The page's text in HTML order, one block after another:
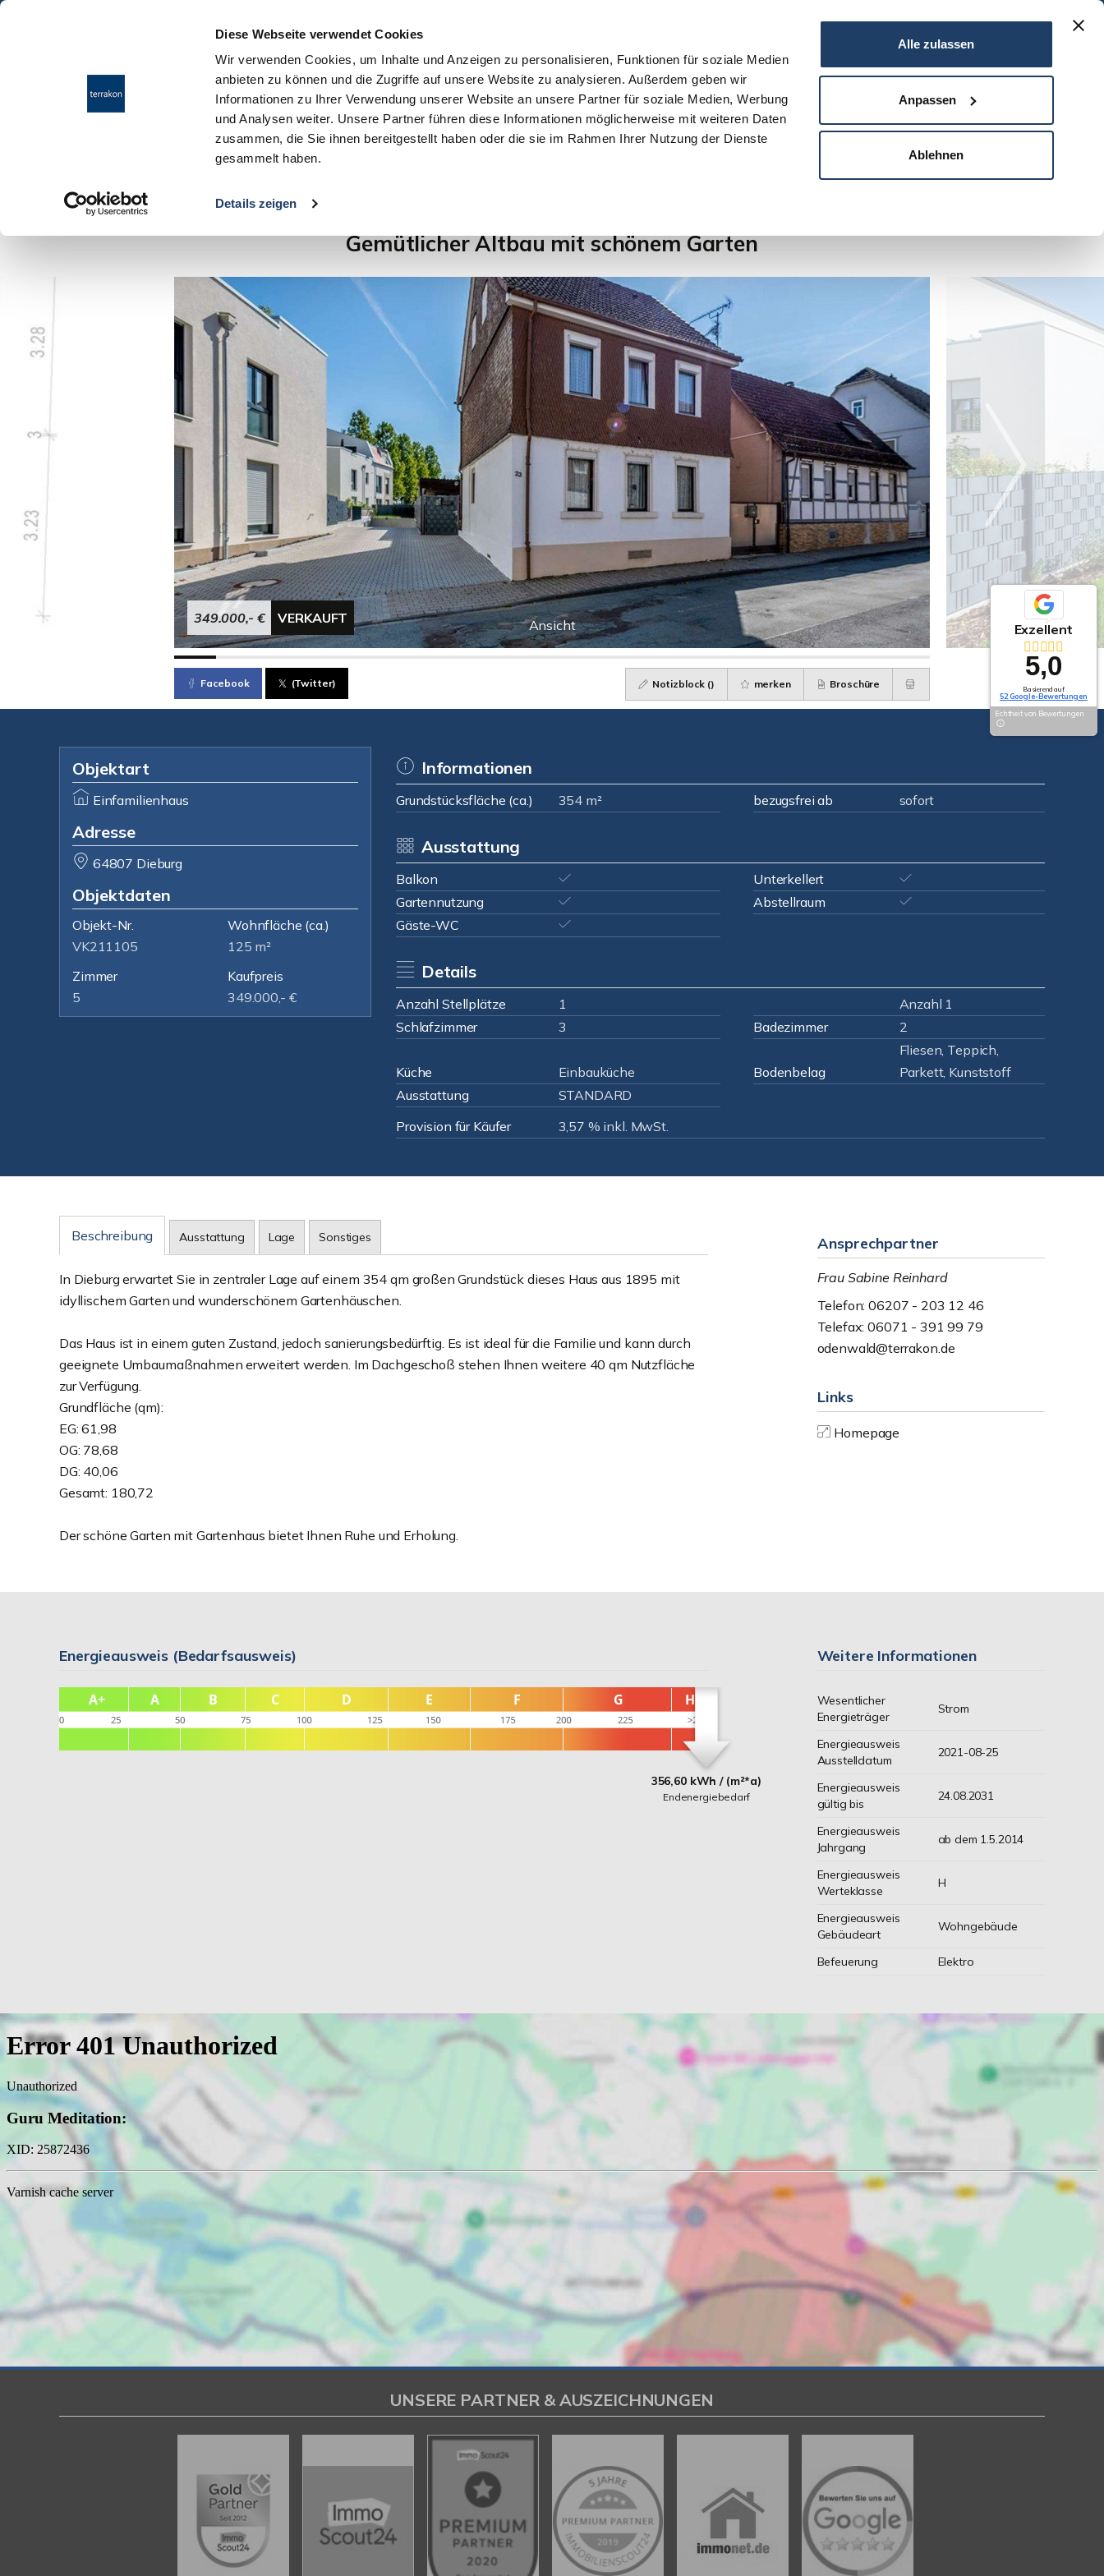
Diese Webseite verwendet Cookies
Wir verwenden Cookies, um Inhalte und Anzeigen zu personalisieren, Funktionen für soziale Medien
anbieten zu können und die Zugriffe auf unsere Website zu analysieren. Außerdem geben wir
Informationen zu Ihrer Verwendung unserer Website an unsere Partner für soziale Medien, Werbung
und Analysen weiter. Unsere Partner führen diese Informationen möglicherweise mit weiteren Daten
zusammen, die Sie ihnen bereitgestellt haben oder die sie im Rahmen Ihrer Nutzung der Dienste
gesammelt haben.
Details zeigen
Alle zulassen
Anpassen
Ablehnen
START IMMOBILIEN EIGENTÜMER INTERESSENTEN
Anzahl der Objekte:
Gemütlicher Altbau mit schönem Garten
Ansicht
349.000,- € VERKAUFT
Facebook (Twitter) Notizblock () merken Broschüre
Objektart
Einfamilienhaus
Adresse
64807 Dieburg
Objektdaten
Objekt-Nr.
VK211105
Wohnfläche (ca.)
125 m²
Zimmer
5
Kaufpreis
349.000,- €
Informationen
Grundstücksfläche (ca.) 354 m² bezugsfrei ab sofort
Ausstattung
Balkon
Unterkellert
Gartennutzung
Abstellraum
Gäste-WC
Details
Anzahl Stellplätze 1
Anzahl 1
Schlafzimmer
3 Badezimmer 2
Küche Einbauküche Bodenbelag
Fliesen, Teppich,
Parkett, Kunststoff
Ausstattung
STANDARD
Provision für Käufer
3,57 % inkl. MwSt.
Beschreibung Ausstattung Lage Sonstiges
In Dieburg erwartet Sie in zentraler Lage auf einem 354 qm großen Grundstück dieses Haus aus 1895 mit
idyllischem Garten und wunderschönem Gartenhäuschen.
Das Haus ist in einem guten Zustand, jedoch sanierungsbedürftig. Es ist ideal für die Familie und kann durch
geeignete Umbaumaßnahmen erweitert werden. Im Dachgeschoß stehen Ihnen weitere 40 qm Nutzfläche
zur Verfügung.
Grundfläche (qm):
EG: 61,98
OG: 78,68
DG: 40,06
Gesamt: 180,72
Der schöne Garten mit Gartenhaus bietet Ihnen Ruhe und Erholung.
Ansprechpartner
Frau Sabine Reinhard
Telefon: 06207 - 203 12 46
Telefax: 06071 - 391 99 79
odenwald@terrakon.de
Links
Homepage
Energieausweis (Bedarfsausweis)
356,60 kWh / (m²*a)
Endenergiebedarf
Weitere Informationen
Wesentlicher
Energieträger
Strom
Energieausweis
Ausstelldatum
2021-08-25
Energieausweis
gültig bis
24.08.2031
Energieausweis
Jahrgang
ab dem 1.5.2014
Energieausweis
Werteklasse
H
Energieausweis
Gebäudeart
Wohngebäude
Befeuerung Elektro
Exzellent
5,0
Basierend auf
52 Google-Bewertungen
Echtheit von Bewertungen
UNSERE PARTNER & AUSZEICHNUNGEN